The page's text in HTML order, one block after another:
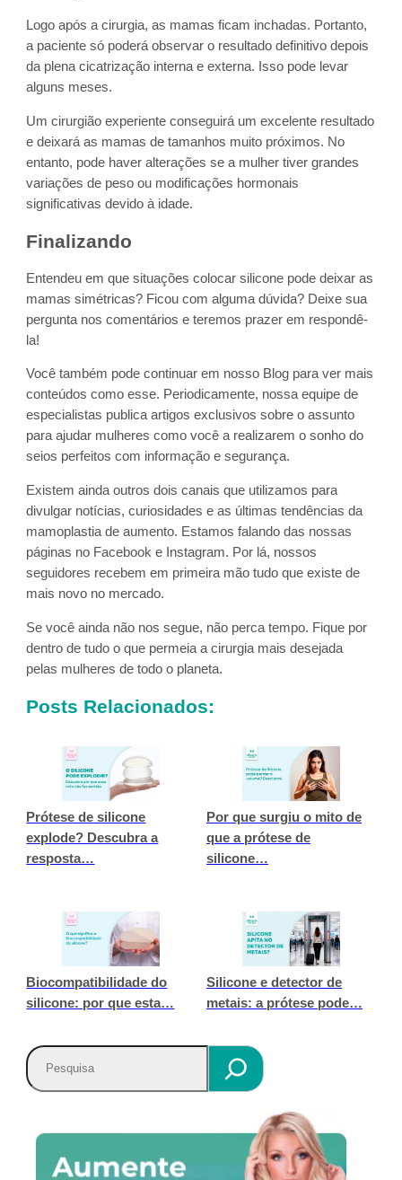
Logo após a cirurgia, as mamas ficam inchadas. Portanto,
a paciente só poderá observar o resultado definitivo depois
da plena cicatrização interna e externa. Isso pode levar
alguns meses.
Um cirurgião experiente conseguirá um excelente resultado
e deixará as mamas de tamanhos muito próximos. No
entanto, pode haver alterações se a mulher tiver grandes
variações de peso ou modificações hormonais
significativas devido à idade.
Finalizando
Entendeu em que situações colocar silicone pode deixar as
mamas simétricas? Ficou com alguma dúvida? Deixe sua
pergunta nos comentários e teremos prazer em respondê-
la!
Você também pode continuar em nosso Blog para ver mais
conteúdos como esse. Periodicamente, nossa equipe de
especialistas publica artigos exclusivos sobre o assunto
para ajudar mulheres como você a realizarem o sonho do
seios perfeitos com informação e segurança.
Existem ainda outros dois canais que utilizamos para
divulgar notícias, curiosidades e as últimas tendências da
mamoplastia de aumento. Estamos falando das nossas
páginas no Facebook e Instagram. Por lá, nossos
seguidores recebem em primeira mão tudo que existe de
mais novo no mercado.
Se você ainda não nos segue, não perca tempo. Fique por
dentro de tudo o que permeia a cirurgia mais desejada
pelas mulheres de todo o planeta.
Posts Relacionados:
Prótese de silicone
explode? Descubra a
resposta…
Por que surgiu o mito de
que a prótese de
silicone…
Biocompatibilidade do
silicone: por que esta…
Silicone e detector de
metais: a prótese pode…
P
e